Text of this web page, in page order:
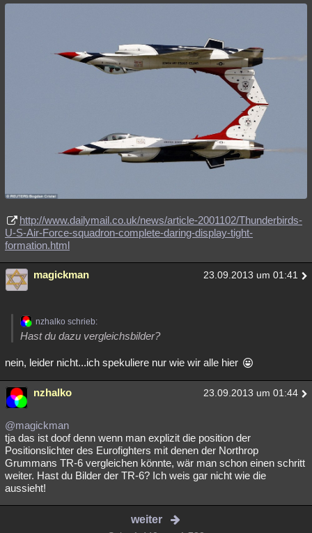
http://www.dailymail.co.uk/news/article-2001102/Thunderbirds-
U-S-Air-Force-squadron-complete-daring-display-tight-
formation.html
magickman 23.09.2013 um 01:41
nzhalko schrieb:
Hast du dazu vergleichsbilder?
nein, leider nicht...ich spekuliere nur wie wir alle hier
nzhalko 23.09.2013 um 01:44
@magickman
tja das ist doof denn wenn man explizit die position der
Positionslichter des Eurofighters mit denen der Northrop
Grummans TR-6 vergleichen könnte, wär man schon einen schritt
weiter. Hast du Bilder der TR-6? Ich weis gar nicht wie die
aussieht!
weiter